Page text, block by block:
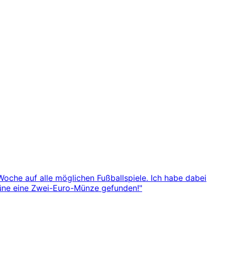
auf alle möglichen Fußballspiele. Ich habe dabei
eine Zwei-Euro-Münze gefunden!"